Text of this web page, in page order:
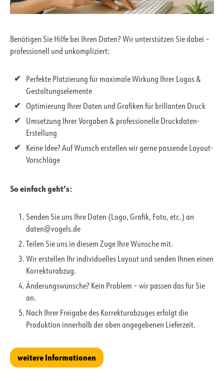
Benötigen Sie Hilfe bei Ihren Daten? Wir unterstützen Sie dabei –
professionell und unkompliziert:
Perfekte Platzierung für maximale Wirkung Ihrer Logos &
Gestaltungselemente
Optimierung Ihrer Daten und Grafiken für brillanten Druck
Umsetzung Ihrer Vorgaben & professionelle Druckdaten-
Erstellung
Keine Idee? Auf Wunsch erstellen wir gerne passende Layout-
Vorschläge
So einfach geht’s:
Senden Sie uns Ihre Daten (Logo, Grafik, Foto, etc.) an
daten@vogels.de
Teilen Sie uns in diesem Zuge Ihre Wünsche mit.
Wir erstellen Ihr individuelles Layout und senden Ihnen einen
Korrekturabzug.
Änderungswünsche? Kein Problem – wir passen das für Sie
an.
Nach Ihrer Freigabe des Korrekturabzuges erfolgt die
Produktion innerhalb der oben angegebenen Lieferzeit.
weitere Informationen